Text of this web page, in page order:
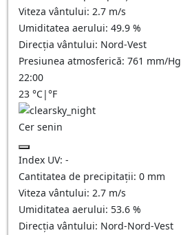
Viteza vântului: 2.7 m/s
Umiditatea aerului: 49.9 %
Direcția vântului: Nord-Vest
Presiunea atmosferică: 761 mm/Hg
22:00
23 °C|°F
Cer senin
Index UV: -
Cantitatea de precipitații: 0 mm
Viteza vântului: 2.7 m/s
Umiditatea aerului: 53.6 %
Direcția vântului: Nord-Nord-Vest